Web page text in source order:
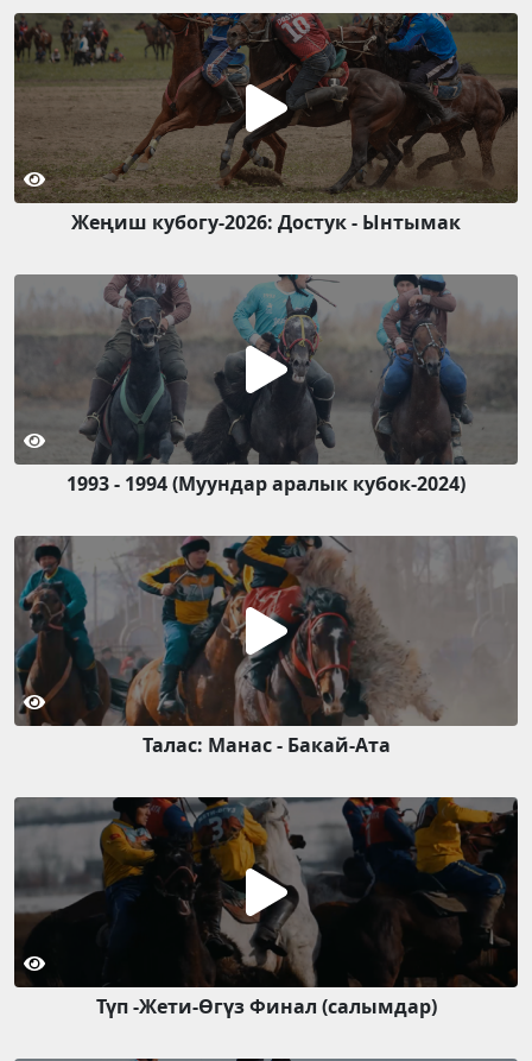
Жеңиш кубогу-2026: Достук - Ынтымак
1993 - 1994 (Муундар аралык кубок-2024)
Талас: Манас - Бакай-Ата
Түп -Жети-Өгүз Финал (салымдар)